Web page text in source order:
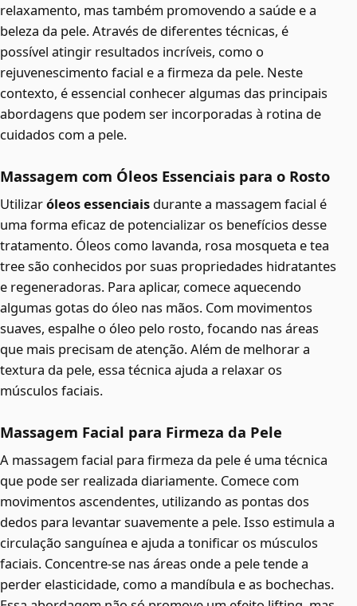
relaxamento, mas também promovendo a saúde e a
beleza da pele. Através de diferentes técnicas, é
possível atingir resultados incríveis, como o
rejuvenescimento facial e a firmeza da pele. Neste
contexto, é essencial conhecer algumas das principais
abordagens que podem ser incorporadas à rotina de
cuidados com a pele.
Massagem com Óleos Essenciais para o Rosto
Utilizaróleos essenciais durante a massagem facial é
uma forma eficaz de potencializar os benefícios desse
tratamento. Óleos como lavanda, rosa mosqueta e tea
tree são conhecidos por suas propriedades hidratantes
e regeneradoras. Para aplicar, comece aquecendo
algumas gotas do óleo nas mãos. Com movimentos
suaves, espalhe o óleo pelo rosto, focando nas áreas
que mais precisam de atenção. Além de melhorar a
textura da pele, essa técnica ajuda a relaxar os
músculos faciais.
Massagem Facial para Firmeza da Pele
A massagem facial para firmeza da pele é uma técnica
que pode ser realizada diariamente. Comece com
movimentos ascendentes, utilizando as pontas dos
dedos para levantar suavemente a pele. Isso estimula a
circulação sanguínea e ajuda a tonificar os músculos
faciais. Concentre-se nas áreas onde a pele tende a
perder elasticidade, como a mandíbula e as bochechas.